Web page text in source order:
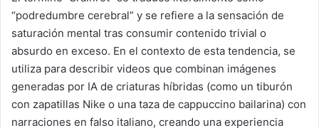
“podredumbre cerebral” y se refiere a la sensación de
saturación mental tras consumir contenido trivial o
absurdo en exceso. En el contexto de esta tendencia, se
utiliza para describir videos que combinan imágenes
generadas por IA de criaturas híbridas (como un tiburón
con zapatillas Nike o una taza de cappuccino bailarina) con
narraciones en falso italiano, creando una experiencia